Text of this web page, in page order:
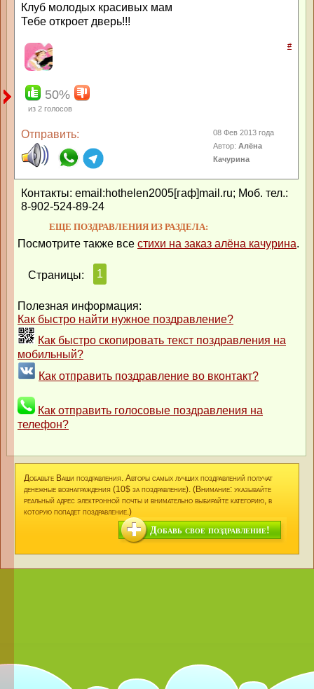
Клуб молодых красивых мам
Тебе откроет дверь!!!
#
50%
из 2 голосов
Отправить:
08 Фев 2013 года
Автор:Алёна
Качурина
Контакты: email:hothelen2005[гаф]mail.ru; Моб. тел.:
8-902-524-89-24
ЕЩЕ ПОЗДРАВЛЕНИЯ ИЗ РАЗДЕЛА:
Посмотрите также все стихи на заказ алёна качурина.
Страницы: 1
Полезная информация:
Как быстро найти нужное поздравление?
Как быстро скопировать текст поздравления на
мобильный?
Как отправить поздравление во вконтакт?
Как отправить голосовые поздравления на
телефон?
Добавьте Ваши поздравления. Авторы самых лучших поздравлений получат
денежные вознаграждения (10$ за поздравление). (Внимание: указывайте
реальный адрес электронной почты и внимательно выбирайте категорию, в
которую попадет поздравление.)
Добавь свое поздравление!